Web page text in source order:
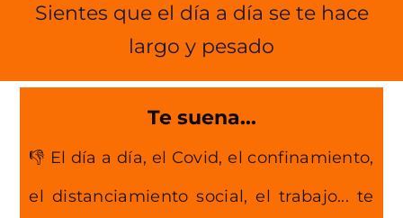
Sientes que el día a día se te hace
largo y pesado
Te suena...
👎 El día a día, el Covid, el confinamiento,
el distanciamiento social, el trabajo... te